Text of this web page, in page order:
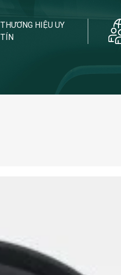
THƯƠNG HIỆU UY
TÍN